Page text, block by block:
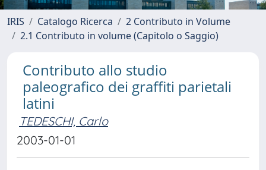
IRIS Catalogo Ricerca
2 Contributo in Volume
2.1 Contributo in volume (Capitolo o Saggio)
Contributo allo studio
paleografico dei graffiti parietali
latini
TEDESCHI, Carlo
2003-01-01